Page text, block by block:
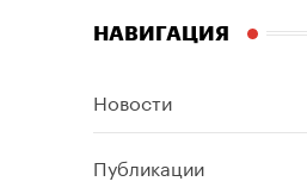
НАВИГАЦИЯ
Новости
Публикации